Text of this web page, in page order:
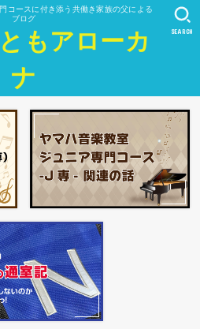
コースに付き添う共働き家族の父による
ブログ
もアローカ
ナ
SEARCH